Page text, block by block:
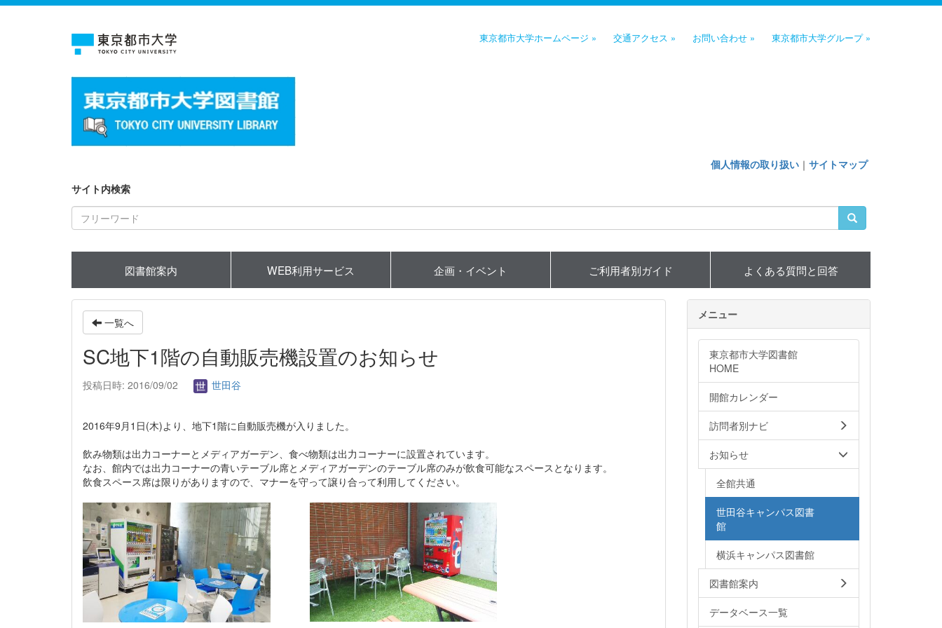
東京都市大学ホームページ » 交通アクセス » お問い合わせ » 東京都市大学グループ »
個人情報の取り扱い ｜ サイトマップ
サイト内検索
図書館案内 WEB利用サービス 企画・イベント ご利用者別ガイド よくある質問と回答
一覧へ
SC地下1階の自動販売機設置のお知らせ
投稿日時: 2016/09/02 世田谷
2016年9月1日(木)より、地下1階に自動販売機が入りました。
飲み物類は出力コーナーとメディアガーデン、食べ物類は出力コーナーに設置されています。
なお、館内では出力コーナーの青いテーブル席とメディアガーデンのテーブル席のみが飲食可能なスペースとなります。
飲食スペース席は限りがありますので、マナーを守って譲り合って利用してください。
メニュー
東京都市大学図書館
HOME
開館カレンダー
訪問者別ナビ
お知らせ
全館共通
世田谷キャンパス図書
館
横浜キャンパス図書館
図書館案内
データベース一覧